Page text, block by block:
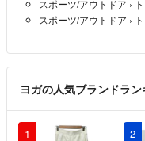
出品者 yh0b1- 10ヶ月前
なってると思います。
最近買ったものと変わりな
出品者
スポーツ/アウトドア ›
スポーツ/アウトドア ›
ヨガの人気ブランドラ
1 2